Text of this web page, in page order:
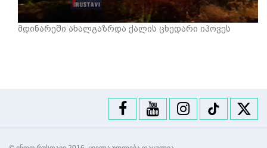
მდინარეში ახალგაზრდა ქალის ცხედარი იპოვეს